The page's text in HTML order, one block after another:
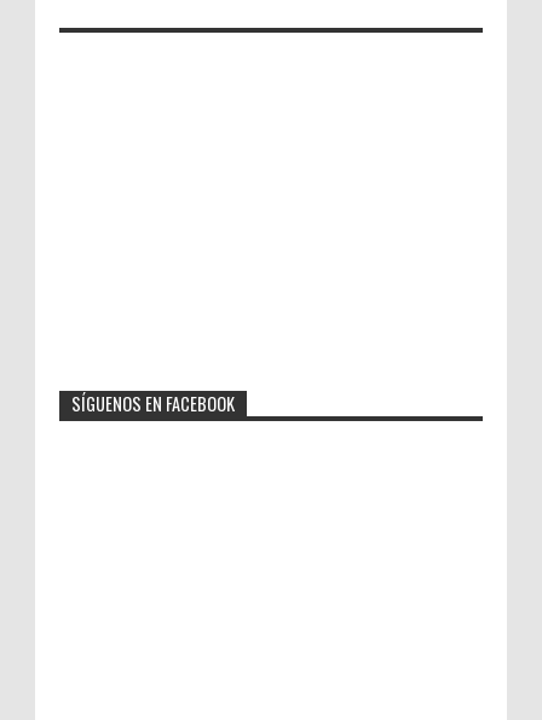
SÍGUENOS EN FACEBOOK